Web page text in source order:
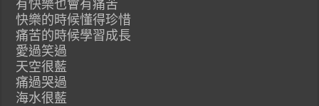
有快樂也會有痛苦
快樂的時候懂得珍惜
痛苦的時候學習成長
愛過笑過
天空很藍
痛過哭過
海水很藍